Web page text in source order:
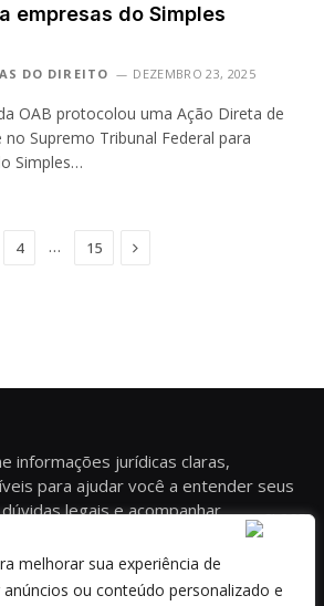
melhorar sua experiência de
ou conteúdo personalizado e
empresas do Simples
DO DIREITO DEZEMBRO 23, 2025
OAB protocolou uma Ação Direta de
Supremo Tribunal Federal para
Simples…
4 … 15 Next
informações jurídicas claras,
para ajudar você a entender seus
legais e acompanhar
sobre diferentes áreas do Direito.